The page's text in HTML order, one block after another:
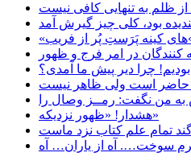
کنندگان در امر فرج و ظهور
هشدار! «ظهور نزدیکه»